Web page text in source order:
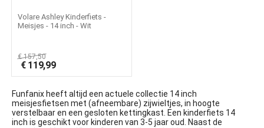
Volare Ashley Kinderfiets -
Meisjes - 14 inch - Wit
€157,50
€ 119,99
Funfanix heeft altijd een actuele collectie 14 inch
meisjesfietsen met (afneembare) zijwieltjes, in hoogte
verstelbaaren een gesloten kettingkast. Een kinderfiets 14
inch is geschikt voor kinderen van 3-5 jaar oud. Naast de